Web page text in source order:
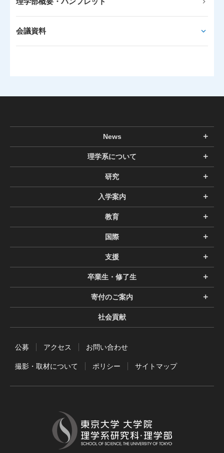
会議資料
News
理学系について
研究
入学案内
教育
国際
支援
卒業生・修了生
寄付のご案内
社会貢献
公募 アクセス お問い合わせ
撮影・取材について ポリシー サイトマップ